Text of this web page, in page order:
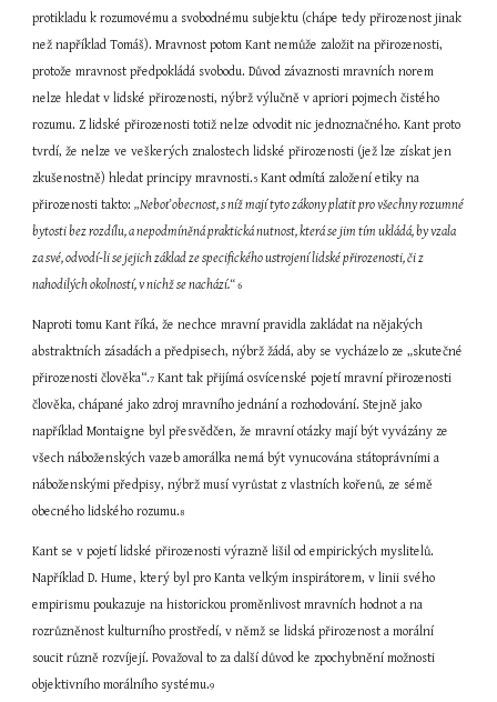
protikladu k rozumovému a svobodnému subjektu (chápe tedy přirozenost jinak
než například Tomáš). Mravnost potom Kant nemůže založit na přirozenosti,
protože mravnost předpokládá svobodu. Důvod závaznosti mravních norem
nelze hledat v lidské přirozenosti, nýbrž výlučně v apriori pojmech čistého
rozumu. Z lidské přirozenosti totiž nelze odvodit nic jednoznačného. Kant proto
tvrdí, že nelze ve veškerých znalostech lidské přirozenosti (jež lze získat jen
zkušenostně) hledat principy mravnosti.5 Kant odmítá založení etiky na
přirozenosti takto: „Neboť obecnost, s níž mají tyto zákony platit pro všechny rozumné
bytosti bez rozdílu, a nepodmíněná praktická nutnost, která se jim tím ukládá, by vzala
za své, odvodí-li se jejich základ ze specifického ustrojení lidské přirozenosti, či z
nahodilých okolností, v nichž se nachází.“ 6
Naproti tomu Kant říká, že nechce mravní pravidla zakládat na nějakých
abstraktních zásadách a předpisech, nýbrž žádá, aby se vycházelo ze „skutečné
přirozenosti člověka“.7 Kant tak přijímá osvícenské pojetí mravní přirozenosti
člověka, chápané jako zdroj mravního jednání a rozhodování. Stejně jako
například Montaigne byl přesvědčen, že mravní otázky mají být vyvázány ze
všech náboženských vazeb amorálka nemá být vynucována státoprávními a
náboženskými předpisy, nýbrž musí vyrůstat z vlastních kořenů, ze sémě
obecného lidského rozumu.8
Kant se v pojetí lidské přirozenosti výrazně lišil od empirických myslitelů.
Například D. Hume, který byl pro Kanta velkým inspirátorem, v linii svého
empirismu poukazuje na historickou proměnlivost mravních hodnot a na
rozrůzněnost kulturního prostředí, v němž se lidská přirozenost a morální
soucit různě rozvíjejí. Považoval to za další důvod ke zpochybnění možnosti
objektivního morálního systému.9